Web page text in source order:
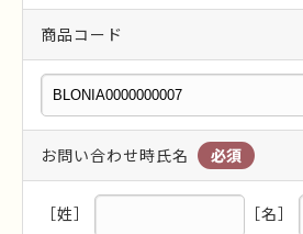
商品コード
お問い合わせ時氏名
［姓］ ［名］